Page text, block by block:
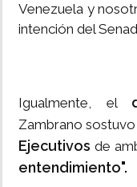
Venezuela y
intención del
Igualmente, el
Zambrano
Ejecutivosde
entendimiento".